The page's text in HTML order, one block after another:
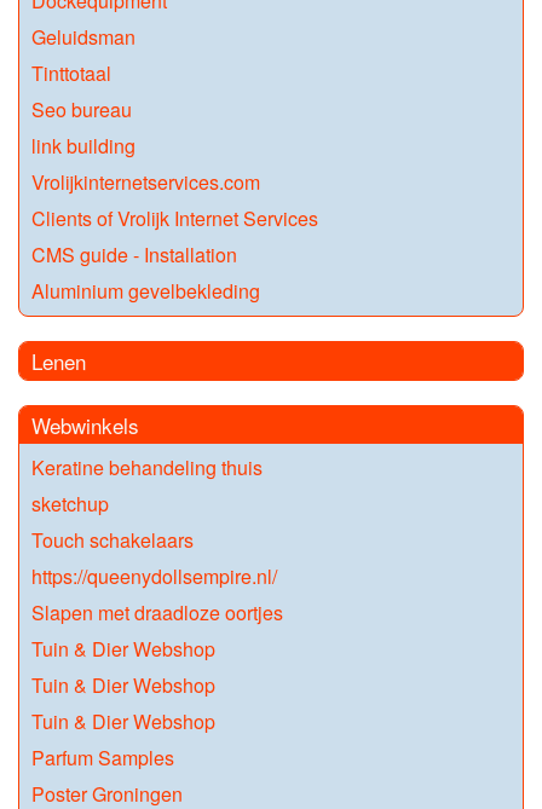
Geluidsman
Tinttotaal
Seo bureau
link building
Vrolijkinternetservices.com
Clients of Vrolijk Internet Services
CMS guide - Installation
Aluminium gevelbekleding
Lenen
Webwinkels
Keratine behandeling thuis
sketchup
Touch schakelaars
https://queenydollsempire.nl/
Slapen met draadloze oortjes
Tuin & Dier Webshop
Tuin & Dier Webshop
Tuin & Dier Webshop
Parfum Samples
Poster Groningen